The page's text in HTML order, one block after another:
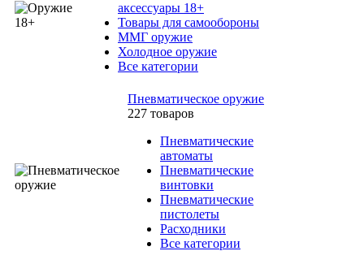
аксессуары 18+
Товары для самообороны
ММГ оружие
Холодное оружие
Все категории
Пневматическое оружие
227 товаров
Пневматические
автоматы
Пневматические
винтовки
Пневматические
пистолеты
Расходники
Все категории